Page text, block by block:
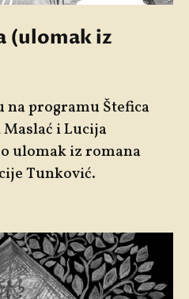
(ulomak iz
na programu Štefica
Maslać i Lucija
ulomak iz romana
Tunković.